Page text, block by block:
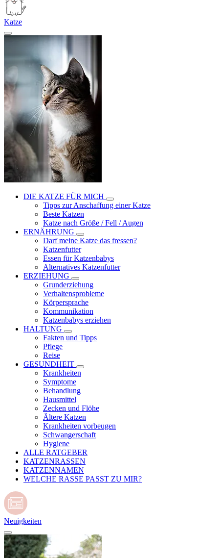
Katze
DIE KATZE FÜR MICH
Tipps zur Anschaffung einer Katze
Beste Katzen
Katze nach Größe / Fell / Augen
ERNÄHRUNG
Darf meine Katze das fressen?
Katzenfutter
Essen für Katzenbabys
Alternatives Katzenfutter
ERZIEHUNG
Grunderziehung
Verhaltensprobleme
Körpersprache
Kommunikation
Katzenbabys erziehen
HALTUNG
Fakten und Tipps
Pflege
Reise
GESUNDHEIT
Krankheiten
Symptome
Behandlung
Hausmittel
Zecken und Flöhe
Ältere Katzen
Krankheiten vorbeugen
Schwangerschaft
Hygiene
ALLE RATGEBER
KATZENRASSEN
KATZENNAMEN
WELCHE RASSE PASST ZU MIR?
Neuigkeiten